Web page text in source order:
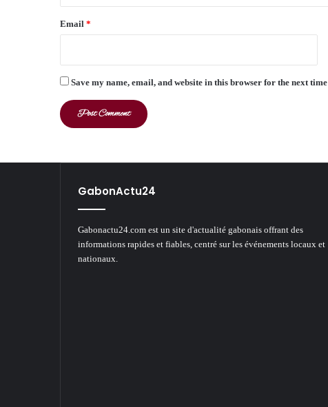
Email *
Save my name, email, and website in this browser for the next
GabonActu24
Gabonactu24.com est un site d'actualité gabonais offrant des
informations rapides et fiables, centré sur les événements locaux et
nationaux.